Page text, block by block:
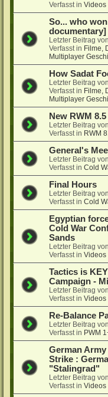
Verfasst inVideos
So... who
documentary]
Letzter Beitrag
Verfasst in Filme,
Multiplayer
How Sadat
Letzter Beitrag
Verfasst in Filme,
Multiplayer
New RWM
Letzter Beitrag
Verfasst in RWM
General's
Letzter Beitrag
Verfasst inCold
Final Hours
Letzter Beitrag
Verfasst inCold
Egyptian
Cold War
Sands
Letzter Beitrag
Verfasst inVideos
Tactics is
Campaign -
Letzter Beitrag
Verfasst inVideos
Re-Balance
Letzter Beitrag
Verfasst in PWM
German
Strike :
"Stalingrad"
Letzter Beitrag
Verfasst inVideos